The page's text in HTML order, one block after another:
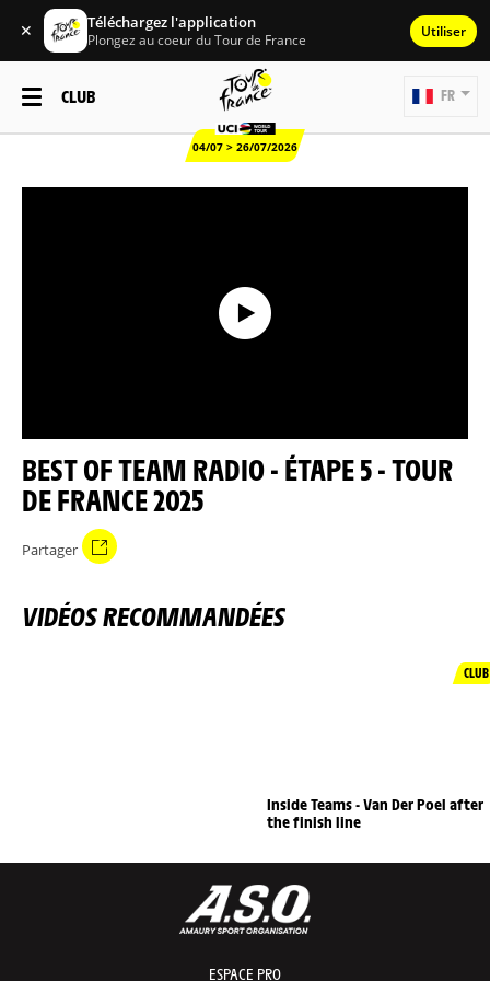
✕ Téléchargez l'application
Plongez au coeur du Tour de France Utiliser
CLUB
04/07 > 26/07/2026
FR
BEST OF TEAM RADIO - ÉTAPE 5 - TOUR
DE FRANCE 2025
Partager
VIDÉOS RECOMMANDÉES
CLUB
Inside Teams - Van Der Poel after
the finish line
ESPACE PRO